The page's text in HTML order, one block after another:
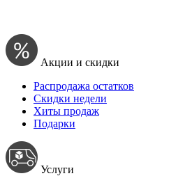
Акции и скидки
Распродажа остатков
Скидки недели
Хиты продаж
Подарки
Услуги